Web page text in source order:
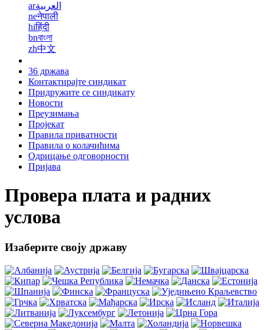
arالعربية
neनेपाली
hiहिंदी
bnবাংলা
zh中文
36 држава
Контактирајте синдикат
Придружите се синдикату
Новости
Преузимања
Пројекат
Правила приватности
Правила о колачићима
Одрицање одговорности
Пријава
Провера плата и радних
услова
Изаберите своју државу